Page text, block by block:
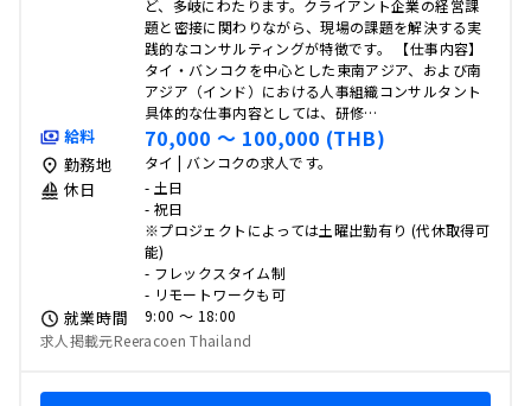
ど、多岐にわたります。クライアント企業の経営課
題と密接に関わりながら、現場の課題を解決する実
践的なコンサルティングが特徴です。 【仕事内容】
タイ・バンコクを中心とした東南アジア、および南
アジア（インド）における人事組織コンサルタント
具体的な仕事内容としては、研修…
給料 70,000 〜 100,000 (THB)
勤務地 タイ | バンコクの求人です。
休日
- 土日
- 祝日
※プロジェクトによっては土曜出勤有り (代休取得可
能)
- フレックスタイム制
- リモートワークも可
就業時間
9:00 〜 18:00
求人掲載元Reeracoen Thailand